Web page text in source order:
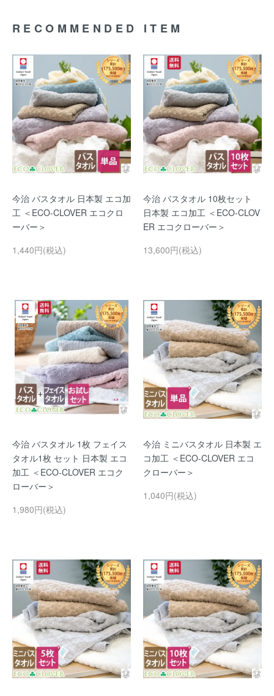
RECOMMENDED ITEM
今治 バスタオル 日本製 エコ加
工 ＜ECO-CLOVER エコクロ
ーバー＞
1,440円(税込)
今治 バスタオル 10枚セット
日本製 エコ加工 ＜ECO-CLOV
ER エコクローバー＞
13,600円(税込)
今治 バスタオル 1枚 フェイス
タオル1枚 セット 日本製 エコ
加工 ＜ECO-CLOVER エコク
ローバー＞
1,980円(税込)
今治 ミニバスタオル 日本製 エ
コ加工 ＜ECO-CLOVER エコ
クローバー＞
1,040円(税込)